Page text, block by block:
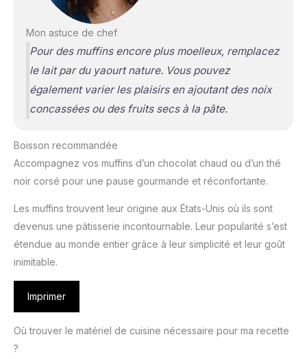
Mon astuce de chef
Pour des muffins encore plus moelleux, remplacez
le lait par du yaourt nature. Vous pouvez
également varier les plaisirs en ajoutant des noix
concassées ou des fruits secs à la pâte.
Boisson recommandée
Accompagnez vos muffins d’un chocolat chaud ou d’un thé
noir corsé pour une pause gourmande et réconfortante.
Les muffins trouvent leur origine aux États-Unis où ils sont
devenus une pâtisserie incontournable. Leur popularité s’est
étendue au monde entier grâce à leur simplicité et leur goût
inimitable.
Imprimer
Où trouver le matériel de cuisine nécessaire pour ma recette
?